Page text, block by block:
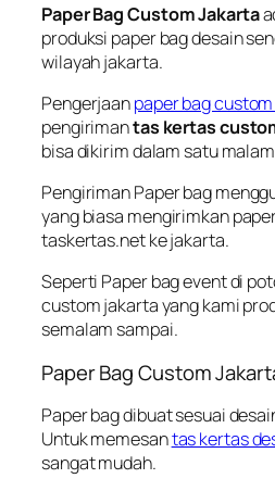
Paper Bag Custom Jakarta
produksi paper bag desain
wilayah jakarta.
Pengerjaanpaper bag
pengirimantas kertas
bisa dikirim dalam satu
Pengiriman Paper bag
yang biasa mengirimkan
taskertas.net ke jakarta.
Seperti Paper bag event di
custom jakarta yang kami
semalam sampai.
Paper Bag Custom
Paper bag dibuat sesuai
Untuk memesantas kertas
sangat mudah.